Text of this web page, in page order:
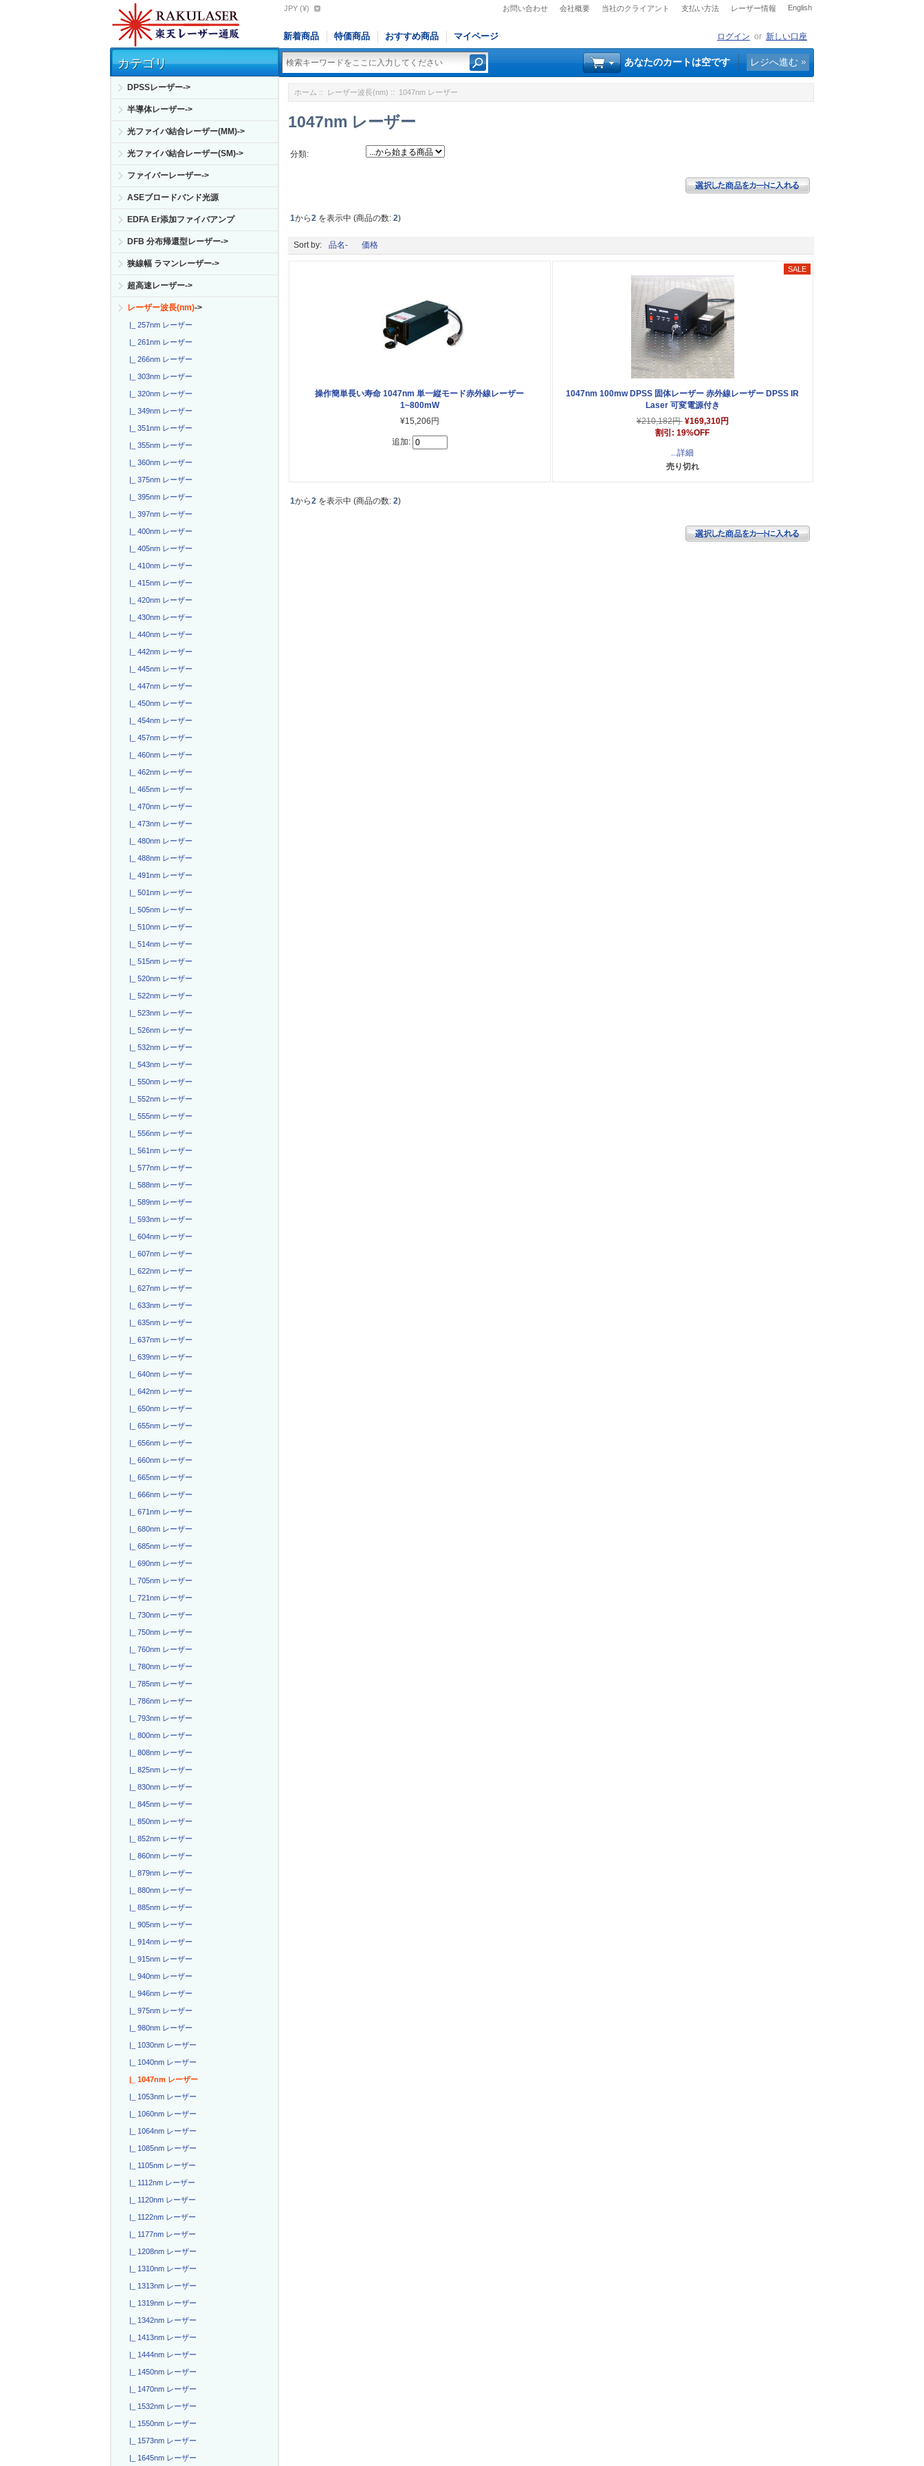
お問い合わせ 会社概要 当社のクライアント 支払い方法 レーザー情報 English
JPY (¥)
新着商品 特価商品 おすすめ商品 マイページ ログイン or 新しい口座
あなたのカートは空です レジへ進む
カテゴリ
DPSSレーザー->
半導体レーザー->
光ファイバ結合レーザー(MM)->
光ファイバ結合レーザー(SM)->
ファイバーレーザー->
ASEブロードバンド光源
EDFA Er添加ファイバアンプ
DFB 分布帰還型レーザー->
狭線幅 ラマンレーザー->
超高速レーザー->
レーザー波長(nm)->
|_ 257nm レーザー
|_ 261nm レーザー
|_ 266nm レーザー
|_ 303nm レーザー
|_ 320nm レーザー
|_ 349nm レーザー
|_ 351nm レーザー
|_ 355nm レーザー
|_ 360nm レーザー
|_ 375nm レーザー
|_ 395nm レーザー
|_ 397nm レーザー
|_ 400nm レーザー
|_ 405nm レーザー
|_ 410nm レーザー
|_ 415nm レーザー
|_ 420nm レーザー
|_ 430nm レーザー
|_ 440nm レーザー
|_ 442nm レーザー
|_ 445nm レーザー
|_ 447nm レーザー
|_ 450nm レーザー
|_ 454nm レーザー
|_ 457nm レーザー
|_ 460nm レーザー
|_ 462nm レーザー
|_ 465nm レーザー
|_ 470nm レーザー
|_ 473nm レーザー
|_ 480nm レーザー
|_ 488nm レーザー
|_ 491nm レーザー
|_ 501nm レーザー
|_ 505nm レーザー
|_ 510nm レーザー
|_ 514nm レーザー
|_ 515nm レーザー
|_ 520nm レーザー
|_ 522nm レーザー
|_ 523nm レーザー
|_ 526nm レーザー
|_ 532nm レーザー
|_ 543nm レーザー
|_ 550nm レーザー
|_ 552nm レーザー
|_ 555nm レーザー
|_ 556nm レーザー
|_ 561nm レーザー
|_ 577nm レーザー
|_ 588nm レーザー
|_ 589nm レーザー
|_ 593nm レーザー
|_ 604nm レーザー
|_ 607nm レーザー
|_ 622nm レーザー
|_ 627nm レーザー
|_ 633nm レーザー
|_ 635nm レーザー
|_ 637nm レーザー
|_ 639nm レーザー
|_ 640nm レーザー
|_ 642nm レーザー
|_ 650nm レーザー
|_ 655nm レーザー
|_ 656nm レーザー
|_ 660nm レーザー
|_ 665nm レーザー
|_ 666nm レーザー
|_ 671nm レーザー
|_ 680nm レーザー
|_ 685nm レーザー
|_ 690nm レーザー
|_ 705nm レーザー
|_ 721nm レーザー
|_ 730nm レーザー
|_ 750nm レーザー
|_ 760nm レーザー
|_ 780nm レーザー
|_ 785nm レーザー
|_ 786nm レーザー
|_ 793nm レーザー
|_ 800nm レーザー
|_ 808nm レーザー
|_ 825nm レーザー
|_ 830nm レーザー
|_ 845nm レーザー
|_ 850nm レーザー
|_ 852nm レーザー
|_ 860nm レーザー
|_ 879nm レーザー
|_ 880nm レーザー
|_ 885nm レーザー
|_ 905nm レーザー
|_ 914nm レーザー
|_ 915nm レーザー
|_ 940nm レーザー
|_ 946nm レーザー
|_ 975nm レーザー
|_ 980nm レーザー
|_ 1030nm レーザー
|_ 1040nm レーザー
|_ 1047nm レーザー
|_ 1053nm レーザー
|_ 1060nm レーザー
|_ 1064nm レーザー
|_ 1085nm レーザー
|_ 1105nm レーザー
|_ 1112nm レーザー
|_ 1120nm レーザー
|_ 1122nm レーザー
|_ 1177nm レーザー
|_ 1208nm レーザー
|_ 1310nm レーザー
|_ 1313nm レーザー
|_ 1319nm レーザー
|_ 1342nm レーザー
|_ 1413nm レーザー
|_ 1444nm レーザー
|_ 1450nm レーザー
|_ 1470nm レーザー
|_ 1532nm レーザー
|_ 1550nm レーザー
|_ 1573nm レーザー
|_ 1645nm レーザー
ホーム :: レーザー波長(nm) :: 1047nm レーザー
1047nm レーザー
分類:
1から2 を表示中 (商品の数:2)
Sort by: 品名- 価格
操作簡単長い寿命 1047nm 単一縦モード赤外線レーザー
1~800mW
¥15,206円
追加:
1047nm 100mw DPSS 固体レーザー 赤外線レーザー DPSS IR
Laser 可変電源付き
¥210,182円 ¥169,310円
割引: 19%OFF
...詳細
売り切れ
1から2 を表示中 (商品の数:2)